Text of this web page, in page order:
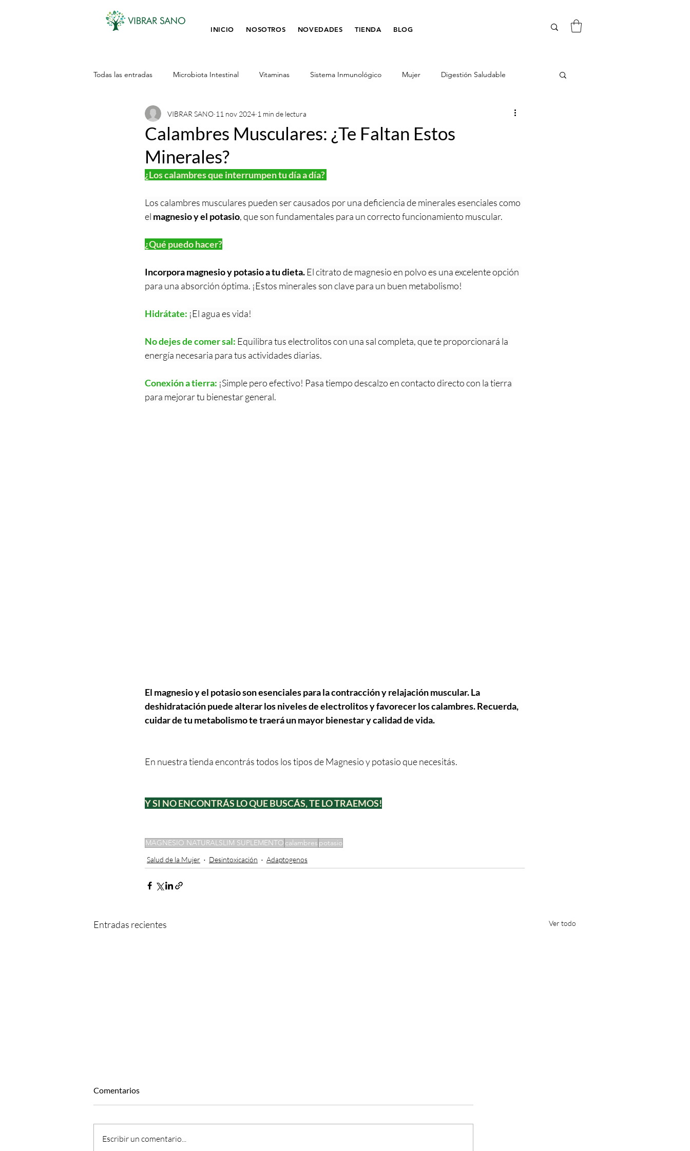
INICIO NOSOTROS NOVEDADES TIENDA BLOG
Todas las entradas Microbiota Intestinal Vitaminas Sistema Inmunológico Mujer Digestión Saludable
Minerales Aceites Salud de la Mujer
Plantas Medicinales Adaptogenos
DESCANSAR Nutricion
Calambres Musculares: ¿Te Faltan Estos
Minerales?
VIBRAR SANO 11 nov 2024 1 min de lectura
¿Los calambres que interrumpen tu día a día?
Los calambres musculares pueden ser causados por una deficiencia de minerales esenciales como
el magnesio y el potasio, que son fundamentales para un correcto funcionamiento muscular.
¿Qué puedo hacer?
Incorpora magnesio y potasio a tu dieta.El citrato de magnesio en polvo es una excelente opción
para una absorción óptima. ¡Estos minerales son clave para un buen metabolismo!
Hidrátate: ¡El agua es vida!
No dejes de comer sal: Equilibra tus electrolitos con una sal completa, que te proporcionará la
energía necesaria para tus actividades diarias.
Conexión a tierra: ¡Simple pero efectivo! Pasa tiempo descalzo en contacto directo con la tierra
para mejorar tu bienestar general.
El magnesio y el potasio son esenciales para la contracción y relajación muscular. La
deshidratación puede alterar los niveles de electrolitos y favorecer los calambres. Recuerda,
cuidar de tu metabolismo te traerá un mayor bienestar y calidad de vida.
En nuestra tienda encontrás todos los tipos de Magnesio y potasio que necesitás.
Y SI NO ENCONTRÁS LO QUE BUSCÁS, TE LO TRAEMOS!
MAGNESIO NATURALSLIM SUPLEMENTO calambres potasio
Salud de la Mujer Desintoxicación Adaptogenos
Entradas recientes Ver todo
Comentarios
Escribir un comentario...